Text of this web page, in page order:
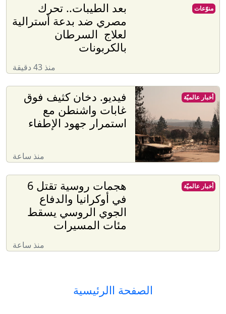
بعد الطيبات.. تحرك
مصري ضد بدعة أسترالية
لعلاج السرطان
بالكربونات
منذ 43 دقيقة
منوّعات
فيديو. دخان كثيف فوق
غابات واشنطن مع
استمرار جهود الإطفاء
منذ ساعة
أخبار عالميّة
هجمات روسية تقتل 6
في أوكرانيا والدفاع
الجوي الروسي يسقط
مئات المسيرات
منذ ساعة
أخبار عالميّة
الصفحة االرئيسية